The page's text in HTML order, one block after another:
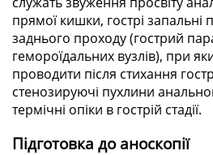
прямої кишки, гострі запальні
заднього проходу (гострий
гемороїдальних вузлів), при
проводити після стихання
стенозируючі пухлини
термічні опіки в гострій стадії.
Підготовка до аноскопії